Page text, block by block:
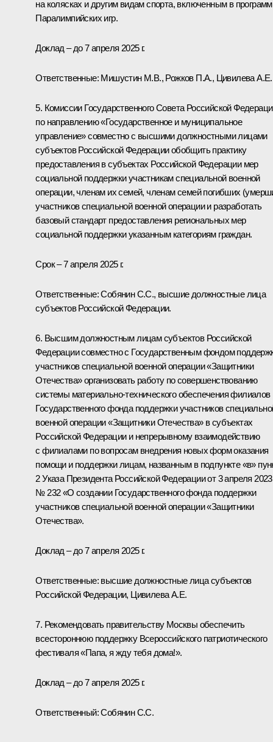
на колясках и другим видам спорта, включенным в
Паралимпийских игр.
Доклад – до 7 апреля 2025 г.
Ответственные: Мишустин М.В., Рожков П.А., Цивилева А.Е.
5. Комиссии Государственного Совета Российской
по направлению «Государственное и муниципальное
управление» совместно с высшими должностными лицами
субъектов Российской Федерации обобщить практику
предоставления в субъектах Российской Федерации мер
социальной поддержки участникам специальной военной
операции, членам их семей, членам семей погибших
участников специальной военной операции и разработать
базовый стандарт предоставления региональных мер
социальной поддержки указанным категориям граждан.
Срок – 7 апреля 2025 г.
Ответственные: Собянин С.С., высшие должностные лица
субъектов Российской Федерации.
6. Высшим должностным лицам субъектов Российской
Федерации совместно с Государственным фондом
участников специальной военной операции «Защитники
Отечества» организовать работу по совершенствованию
системы материально-технического обеспечения филиалов
Государственного фонда поддержки участников
военной операции «Защитники Отечества» в субъектах
Российской Федерации и непрерывному взаимодействию
с филиалами по вопросам внедрения новых форм оказания
помощи и поддержки лицам, названным в подпункте «в»
2 Указа Президента Российской Федерации от 3 апреля 2023
№ 232 «О создании Государственного фонда поддержки
участников специальной военной операции «Защитники
Отечества».
Доклад – до 7 апреля 2025 г.
Ответственные: высшие должностные лица субъектов
Российской Федерации, Цивилева А.Е.
7. Рекомендовать правительству Москвы обеспечить
всестороннюю поддержку Всероссийского патриотического
фестиваля «Папа, я жду тебя дома!».
Доклад – до 7 апреля 2025 г.
Ответственный: Собянин С.С.